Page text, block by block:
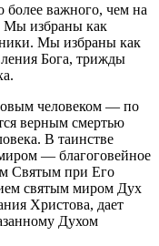
более важного, чем на
избраны как
Мы избраны как
Бога, трижды
человеком — по
верным смертью
В таинстве
— благоговейное
Святым при Его
святым миром Дух
Христова, дает
Духом